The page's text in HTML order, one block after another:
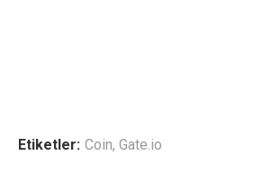
Etiketler: Coin, Gate.io